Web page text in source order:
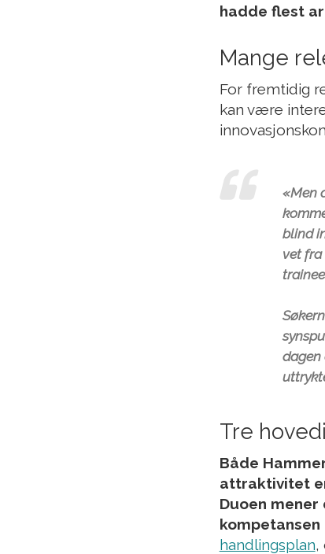
hadde flest
Mange
For fremtidig
kan være
«Men
blind
vet fra
dagen
Tre
Både
attraktivitet
Duoen
handlingsplan,